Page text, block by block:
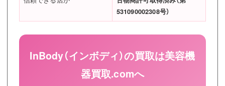
531090002308号）
InBody（インボディ）の買取は美容機
器買取.comへ